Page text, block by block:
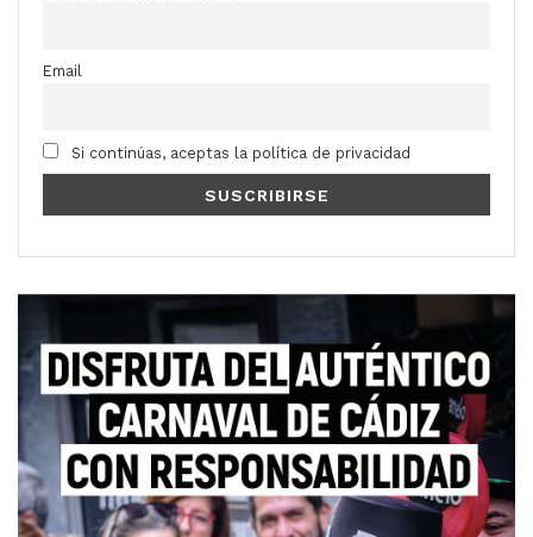
Email
Si continúas, aceptas la política de privacidad